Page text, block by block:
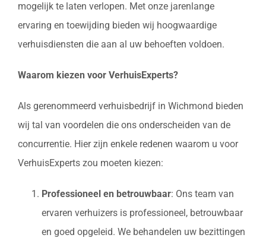
mogelijk te laten verlopen. Met onze jarenlange
ervaring en toewijding bieden wij hoogwaardige
verhuisdiensten die aan al uw behoeften voldoen.
Waarom kiezen voor VerhuisExperts?
Als gerenommeerd verhuisbedrijf in Wichmond bieden
wij tal van voordelen die ons onderscheiden van de
concurrentie. Hier zijn enkele redenen waarom u voor
VerhuisExperts zou moeten kiezen:
Professioneel en betrouwbaar: Ons team van
ervaren verhuizers is professioneel, betrouwbaar
en goed opgeleid. We behandelen uw bezittingen